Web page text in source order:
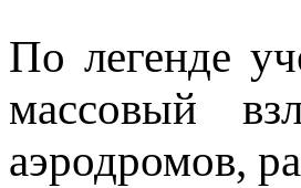
По легенде
массовый
аэродромов,